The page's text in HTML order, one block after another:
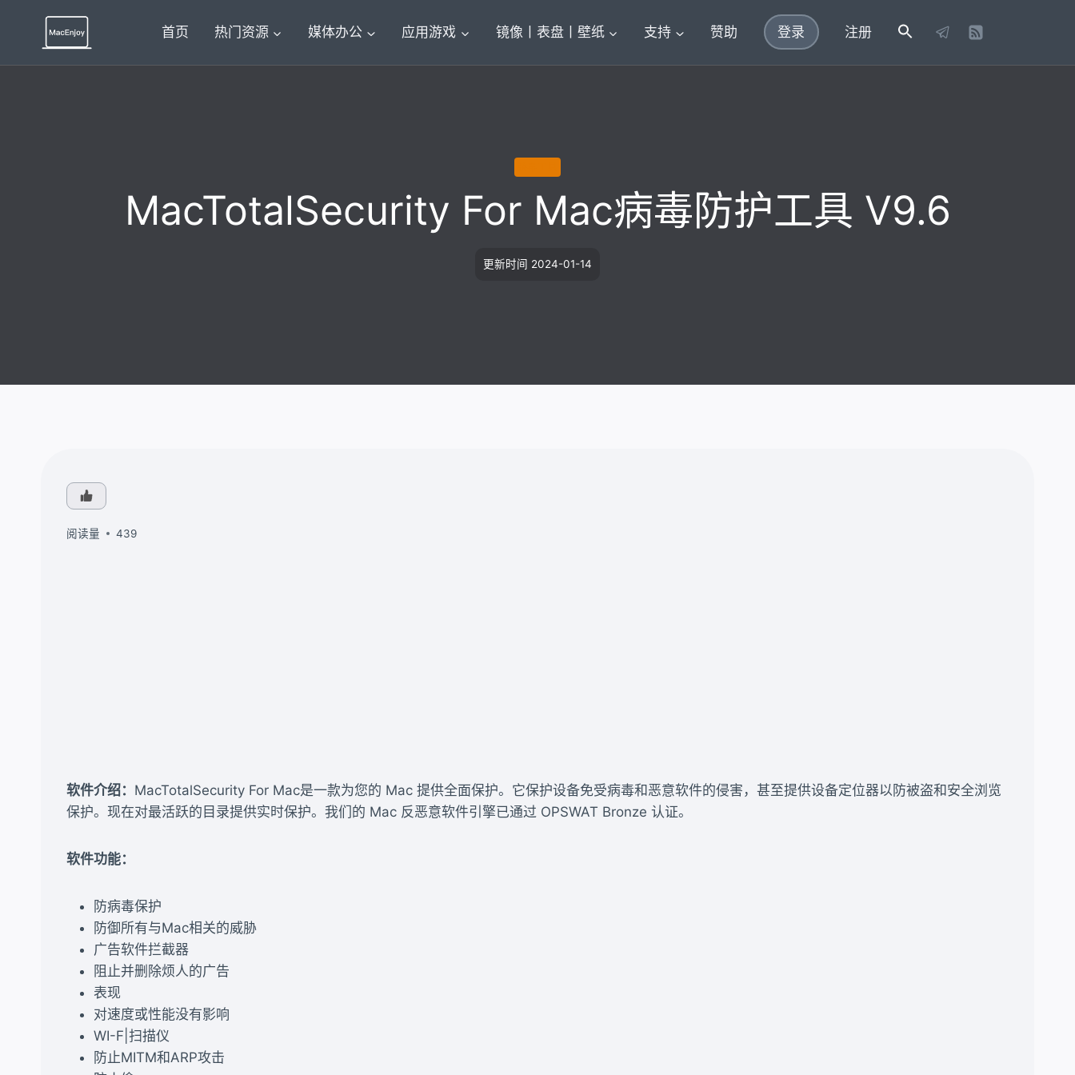
首页 热门资源 媒体办公 应用游戏 镜像丨表盘丨壁纸 支持 赞助 登录 注册
MacTotalSecurity For Mac病毒防护工具 V9.6
更新时间 2024-01-14
阅读量 439
软件介绍： MacTotalSecurity For Mac是一款为您的 Mac 提供全面保护。它保护设备免受病毒和恶意软件的侵害，甚至提供设备定位器以防被盗和安全浏览
保护。现在对最活跃的目录提供实时保护。我们的 Mac 反恶意软件引擎已通过 OPSWAT Bronze 认证。
软件功能：
防病毒保护
防御所有与Mac相关的威胁
广告软件拦截器
阻止并删除烦人的广告
表现
对速度或性能没有影响
WI-F|扫描仪
防止MITM和ARP攻击